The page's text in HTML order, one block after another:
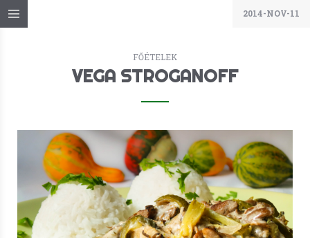
2014-NOV-11
FŐÉTELEK
VEGA STROGANOFF